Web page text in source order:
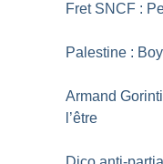
Fret SNCF :
Palestine :
Armand
l’être